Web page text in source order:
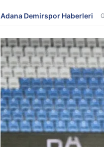
Adana Demirspor Haberleri